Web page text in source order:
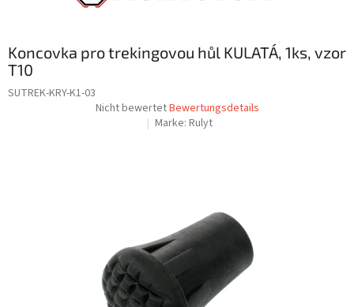
Koncovka pro trekingovou hůl KULATÁ, 1ks, vzor
T10
SUTREK-KRY-K1-03
Die
durchschnittliche
Nicht bewertetBewertungsdetails
Marke: Rulyt